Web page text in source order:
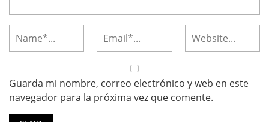
Guarda mi nombre, correo electrónico y web en este
navegador para la próxima vez que comente.